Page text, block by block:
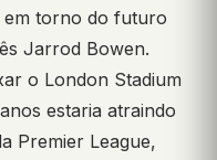
em torno do futuro
Jarrod Bowen.
o London Stadium
estaria atraindo
Premier League,